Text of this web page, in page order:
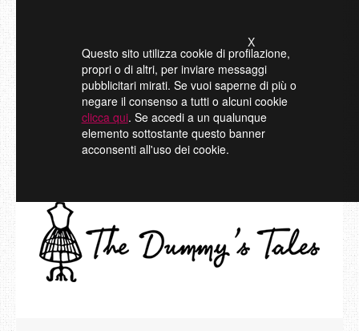
Questo sito utilizza cookie di profilazione,
propri o di altri, per inviare messaggi
pubblicitari mirati. Se vuoi saperne di più o
negare il consenso a tutti o alcuni cookie
clicca qui. Se accedi a un qualunque
elemento sottostante questo banner
acconsenti all'uso dei cookie.
X